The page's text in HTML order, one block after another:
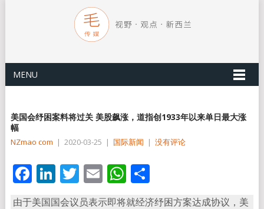
MENU
美国会纾困案料将过关 美股飙涨，道指创1933年以来单日最大涨
幅
NZmao com | 2020-03-25 | 国际新闻 | 没有评论
Facebook
LinkedIn
Twitter
EmailWhatsApp
分
享
由于美国国会议员表示即将就经济纾困方案达成协议，美